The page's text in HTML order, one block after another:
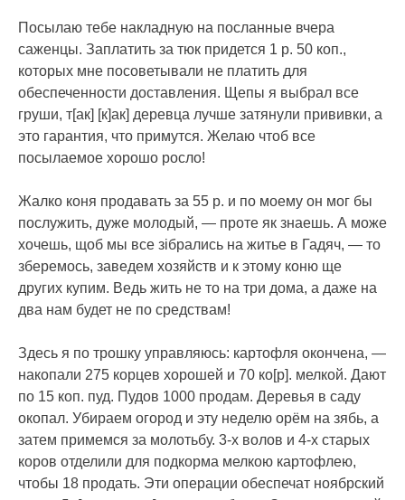
Посылаю тебе накладную на посланные вчера
саженцы. Заплатить за тюк придется 1 р. 50 коп.,
которых мне посоветывали не платить для
обеспеченности доставления. Щепы я выбрал все
груши, т[ак] [к]ак] деревца лучше затянули прививки, а
это гарантия, что примутся. Желаю чтоб все
посылаемое хорошо росло!
Жалко коня продавать за 55 р. и по моему он мог бы
послужить, дуже молодый, — проте як знаешь. А може
хочешь, щоб мы все зібрались на житье в Гадяч, — то
зберемось, заведем хозяйств и к этому коню ще
других купим. Ведь жить не то на три дома, а даже на
два нам будет не по средствам!
Здесь я по трошку управляюсь: картофля окончена, —
накопали 275 корцев хорошей и 70 ко[р]. мелкой. Дают
по 15 коп. пуд. Пудов 1000 продам. Деревья в саду
окопал. Убираем огород и эту неделю орëм на зябь, а
затем примемся за молотьбу. 3-х волов и 4-х старых
коров отделили для подкорма мелкою картофлею,
чтобы 18 продать. Эти операции обеспечат ноябрский